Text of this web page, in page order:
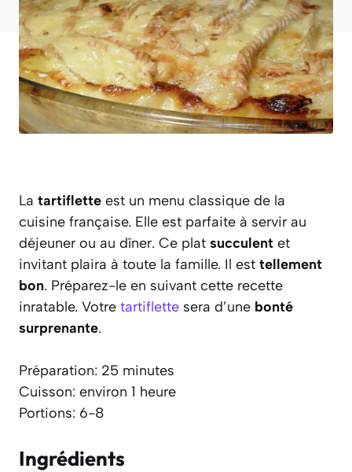
La tartiflette est un menu classique de la
cuisine française. Elle est parfaite à servir au
déjeuner ou au dîner. Ce plat succulent et
invitant plaira à toute la famille. Il est tellement
bon. Préparez-le en suivant cette recette
inratable. Votre tartiflette sera d’une bonté
surprenante.
Préparation: 25 minutes
Cuisson: environ 1 heure
Portions: 6-8
Ingrédients